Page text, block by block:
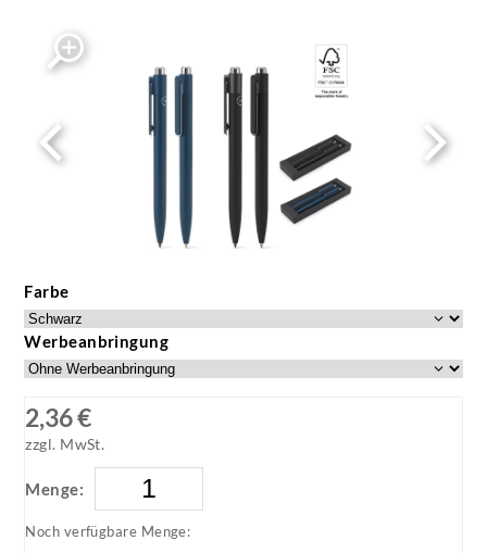
Farbe
Werbeanbringung
2,36 €
zzgl. MwSt.
Menge:
Noch verfügbare Menge: